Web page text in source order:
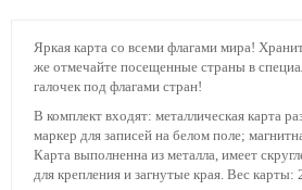
Яркая карта со всеми флагами мира!
же отмечайте посещенные страны в
галочек под флагами стран!
В комплект входят: металлическая карта
маркер для записей на белом поле;
Карта выполненна из металла, имеет
для крепления и загнутые края. Вес карты: